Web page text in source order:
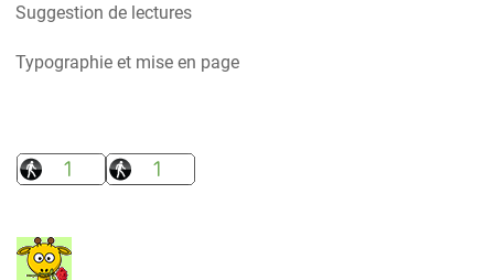
Suggestion de lectures
Typographie et mise en page